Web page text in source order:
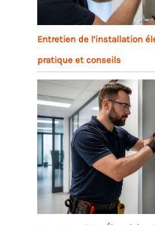
Entretien de l’installation
pratique et conseils